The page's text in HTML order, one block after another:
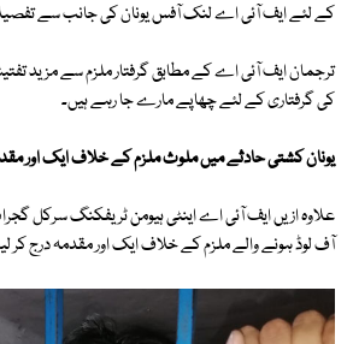
کے لئے ایف آئی اے لنک آفس یونان کی جانب سے
ترجمان ایف آئی اے کے مطابق گرفتار ملزم سے مزید
کی گرفتاری کے لئے چھاپے مارے جا رہے ہیں۔
یونان کشتی حادثے میں ملوث ملزم کے خلاف ایک اور
علاوہ ازیں ایف آئی اے اینٹی ہیومن ٹریفکنگ سرکل
آف لوڈ ہونے والے ملزم کے خلاف ایک اور مقدمہ درج کر